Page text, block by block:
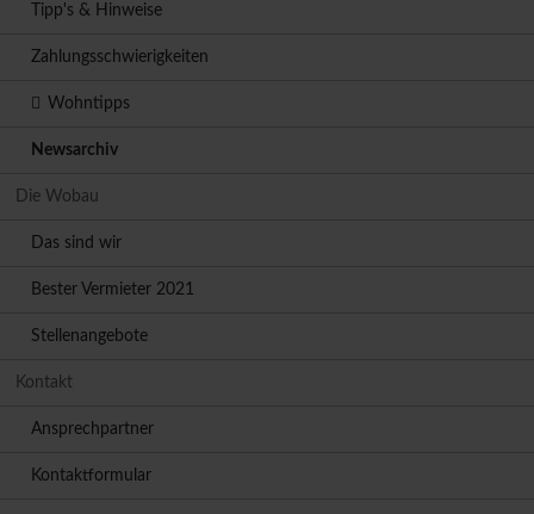
Tipp's & Hinweise
Zahlungsschwierigkeiten
Wohntipps
Newsarchiv
Die Wobau
Das sind wir
Bester Vermieter 2021
Stellenangebote
Kontakt
Ansprechpartner
Kontaktformular